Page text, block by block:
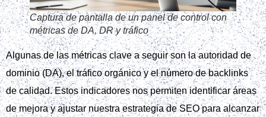
Captura de pantalla de un panel de control con
métricas de DA, DR y tráfico
Algunas de las métricas clave a seguir son la autoridad de
dominio (DA), el tráfico orgánico y el número de backlinks
de calidad. Estos indicadores nos permiten identificar áreas
de mejora y ajustar nuestra estrategia de SEO para alcanzar